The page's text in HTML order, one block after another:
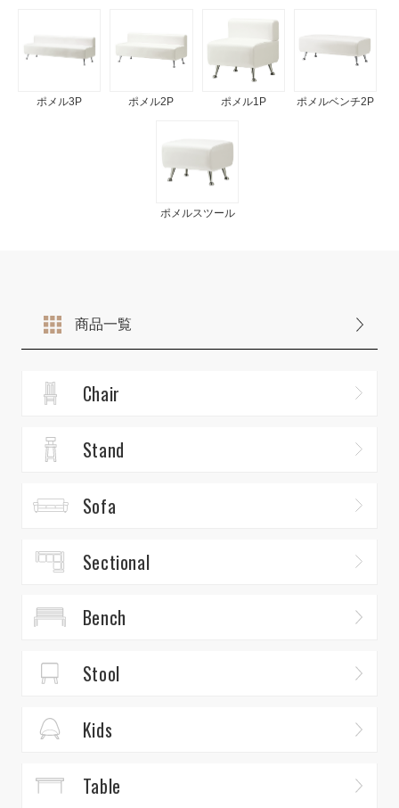
ポメル3P ポメル2P ポメル1P ポメルベンチ2P
ポメルスツール
商品一覧
Chair
Stand
Sofa
Sectional
Bench
Stool
Kids
Table